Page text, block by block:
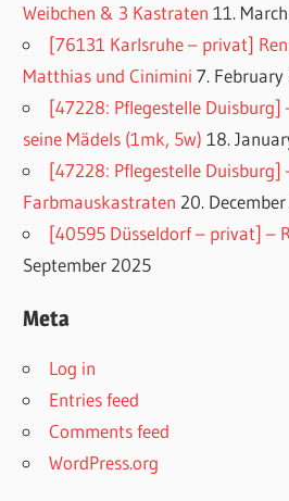
Weibchen & 3 Kastraten 11.
[76131 Karlsruhe – privat]
Matthias und Cinimini 7.
[47228: Pflegestelle Duisburg]
seine Mädels (1mk, 5w) 18.
[47228: Pflegestelle Duisburg]
Farbmauskastraten 20.
[40595 Düsseldorf – privat] –
September 2025
Meta
Log in
Entries feed
Comments feed
WordPress.org